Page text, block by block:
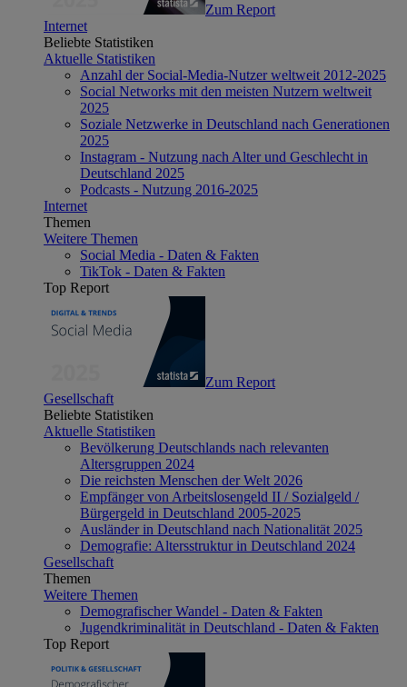
Zum Report
Internet
Beliebte Statistiken
Aktuelle Statistiken
Anzahl der Social-Media-Nutzer weltweit 2012-2025
Social Networks mit den meisten Nutzern weltweit
2025
Soziale Netzwerke in Deutschland nach Generationen
2025
Instagram - Nutzung nach Alter und Geschlecht in
Deutschland 2025
Podcasts - Nutzung 2016-2025
Internet
Themen
Weitere Themen
Social Media - Daten & Fakten
TikTok - Daten & Fakten
Top Report
Zum Report
Gesellschaft
Beliebte Statistiken
Aktuelle Statistiken
Bevölkerung Deutschlands nach relevanten
Altersgruppen 2024
Die reichsten Menschen der Welt 2026
Empfänger von Arbeitslosengeld II / Sozialgeld /
Bürgergeld in Deutschland 2005-2025
Ausländer in Deutschland nach Nationalität 2025
Demografie: Altersstruktur in Deutschland 2024
Gesellschaft
Themen
Weitere Themen
Demografischer Wandel - Daten & Fakten
Jugendkriminalität in Deutschland - Daten & Fakten
Top Report